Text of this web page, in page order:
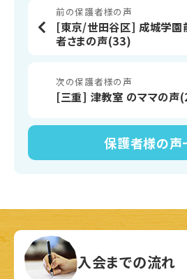
前の保護者様の声
[東京/世田谷区] 成城学園
者さまの声(33)
保護者様の声
次の保護者様の声
[三重] 津教室 のママの声
入会までの流れ